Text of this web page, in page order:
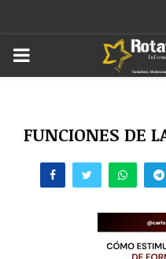
PRIMARY
FUNCIONES DE